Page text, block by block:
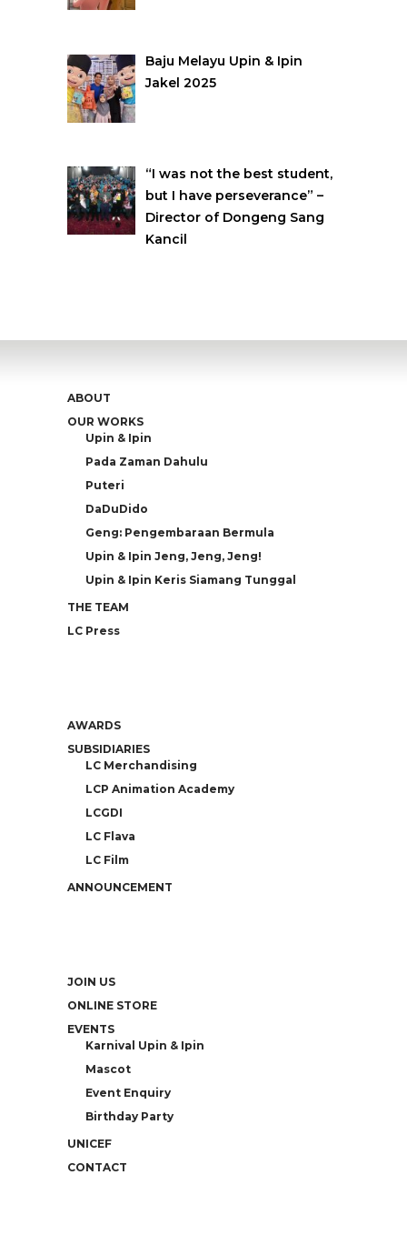
Baju Melayu Upin & Ipin
Jakel 2025
“I was not the best student,
but I have perseverance” –
Director of Dongeng Sang
Kancil
ABOUT
OUR WORKS
Upin & Ipin
Pada Zaman Dahulu
Puteri
DaDuDido
Geng: Pengembaraan Bermula
Upin & Ipin Jeng, Jeng, Jeng!
Upin & Ipin Keris Siamang Tunggal
THE TEAM
LC Press
AWARDS
SUBSIDIARIES
LC Merchandising
LCP Animation Academy
LCGDI
LC Flava
LC Film
ANNOUNCEMENT
JOIN US
ONLINE STORE
EVENTS
Karnival Upin & Ipin
Mascot
Event Enquiry
Birthday Party
UNICEF
CONTACT